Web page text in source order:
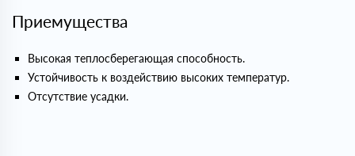
Приемущества
Высокая теплосберегающая способность.
Устойчивость к воздействию высоких температур.
Отсутствие усадки.